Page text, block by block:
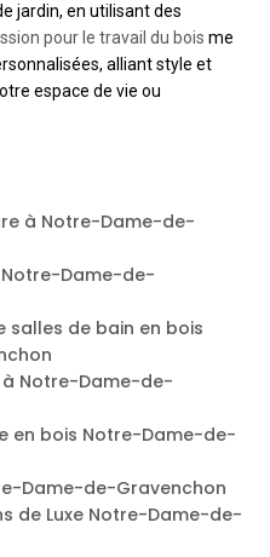
jardin, en utilisant des
pour le travail du bois me
alliant style et
espace de vie ou
à Notre-Dame-de-
Dame-de-
salles de bain en bois
Notre-Dame-de-
en bois Notre-Dame-de-
Dame-de-Gravenchon
de Luxe Notre-Dame-de-